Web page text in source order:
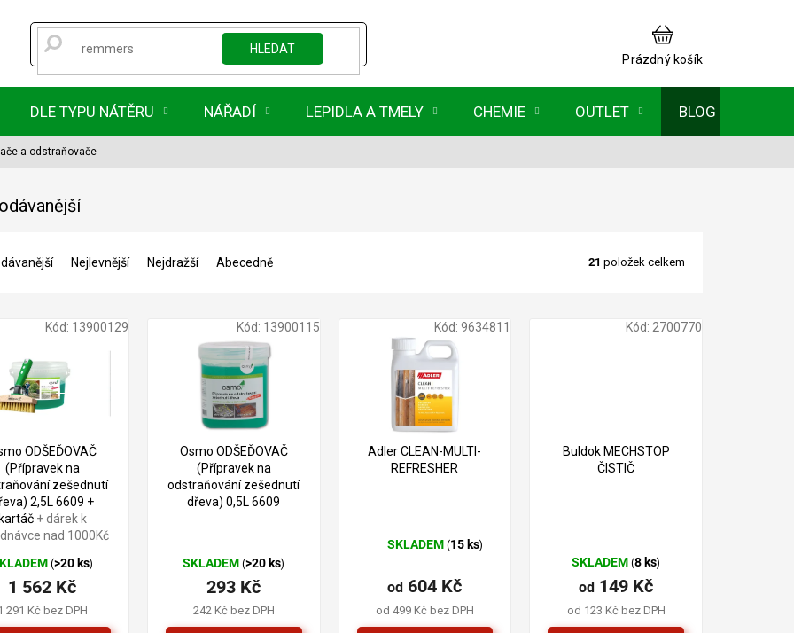
HLEDAT
NÁKUPNÍ
KOŠÍK
Prázdný košík
DLE TYPU NÁTĚRU NÁŘADÍ LEPIDLA A TMELY CHEMIE OUTLET BLOG
a odstraňovače
Nejlevnější Nejdražší Abecedně 21 položek celkem
1 563 Kč
ODŠEĎOVAČ
(Přípravek na
zešednutí
2,5L 6609 +
kartáč + dárek k
nad 1000Kč
(>20 ks)
291 Kč bez DPH
1 562 Kč
Kód: 13900129
Osmo ODŠEĎOVAČ
(Přípravek na
odstraňování zešednutí
dřeva) 0,5L 6609
SKLADEM(>20 ks)
242 Kč bez DPH
293 Kč
Kód: 13900115
Adler CLEAN-MULTI-
REFRESHER
Průměrné
produktu
SKLADEM (15 ks)
od 499 Kč bez DPH
od 604 Kč
Kód:9634811
Buldok MECHSTOP
ČISTIČ
SKLADEM(8 ks)
od 123 Kč bez DPH
od 149 Kč
Kód: 2700770